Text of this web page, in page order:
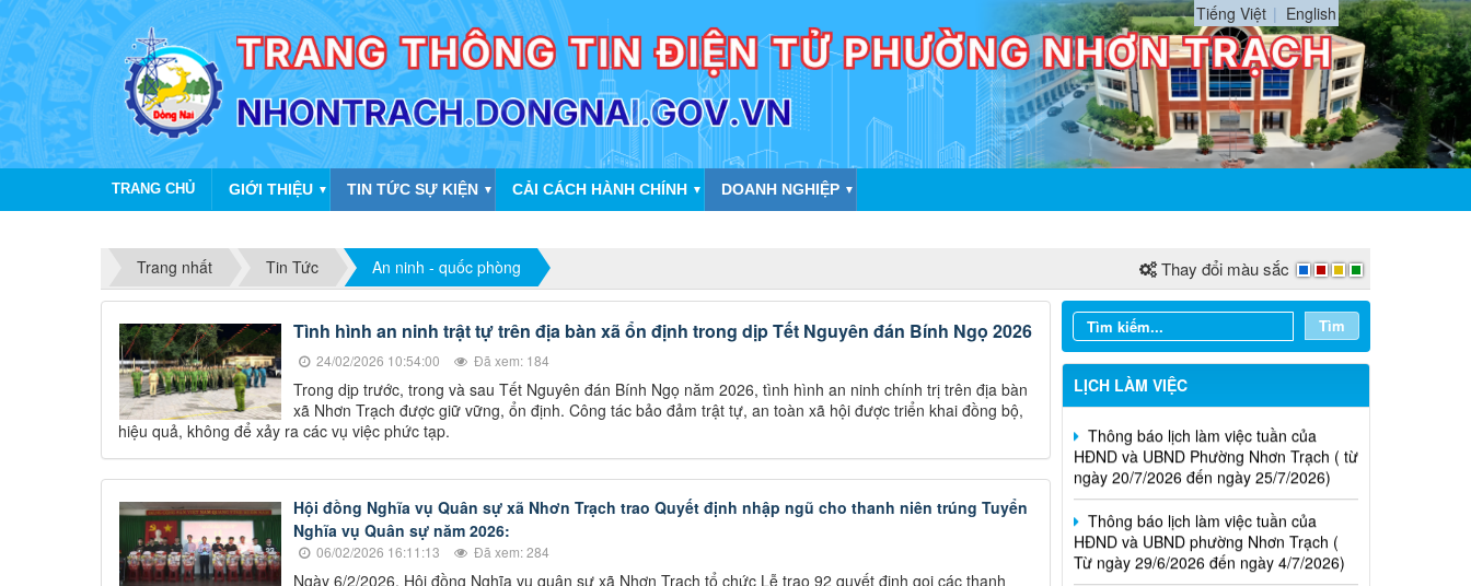
Tiếng Việt English
TRANG CHỦ GIỚI THIỆU ▼ TIN TỨC SỰ KIỆN ▼ CẢI CÁCH HÀNH CHÍNH ▼ DOANH NGHIỆP ▼
Trang nhất Tin Tức An ninh - quốc phòng Thay đổi màu sắc
Tình hình an ninh trật tự trên địa bàn xã ổn định trong dịp Tết Nguyên đán Bính Ngọ 2026
24/02/2026 10:54:00 Đã xem: 184
Trong dịp trước, trong và sau Tết Nguyên đán Bính Ngọ năm 2026, tình hình an ninh chính trị trên địa bàn
xã Nhơn Trạch được giữ vững, ổn định. Công tác bảo đảm trật tự, an toàn xã hội được triển khai đồng bộ,
hiệu quả, không để xảy ra các vụ việc phức tạp.
Hội đồng Nghĩa vụ Quân sự xã Nhơn Trạch trao Quyết định nhập ngũ cho thanh niên trúng Tuyển
Nghĩa vụ Quân sự năm 2026:
06/02/2026 16:11:13 Đã xem: 284
Ngày 6/2/2026, Hội đồng Nghĩa vụ quân sự xã Nhơn Trạch tổ chức Lễ trao 92 quyết định gọi các thanh
Tìm
LỊCH LÀM VIỆC
Thông báo lịch làm việc tuần của
HĐND và UBND phường Nhơn Trạch( từ
ngày 03/08/2026 đến ngày 08/08/2026)
Thông báo lịch làm việc tuần của
ngày 20/7/2026 đến ngày 25/7/2026)
Thông báo lịch làm việc tuần của
HĐND và UBND phường Nhơn Trạch (
Từ ngày 29/6/2026 đến ngày 4/7/2026)
Thông báo lịch làm việc tuần của